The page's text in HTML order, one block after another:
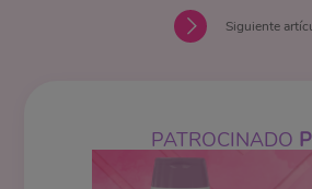
Siguiente
PATROCINADO